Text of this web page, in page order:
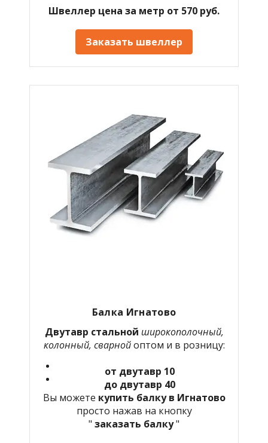
Швеллер цена за метр от 570 руб.
Заказать швеллер
Балка Игнатово
Двутавр стальной широкополочный,
колонный, сварнойоптом и в розницу:
от двутавр 10
до двутавр 40
Вы можете купить балку в Игнатово
просто нажав на кнопку
" заказать балку"